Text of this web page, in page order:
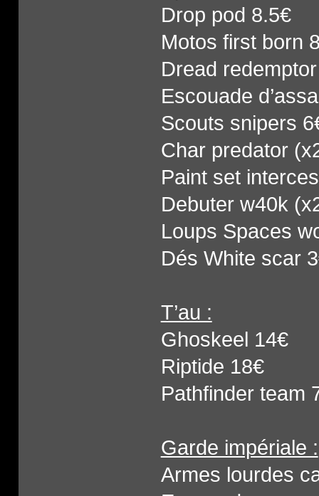
Drop pod 8.5€
Motos first born
Dread
Escouade
Scouts snipers
Char predator
Paint set
Debuter w40k
Loups Spaces
Dés White scar
T’au :
Ghoskeel 14€
Riptide 18€
Pathfinder team
Garde impériale :
Armes lourdes